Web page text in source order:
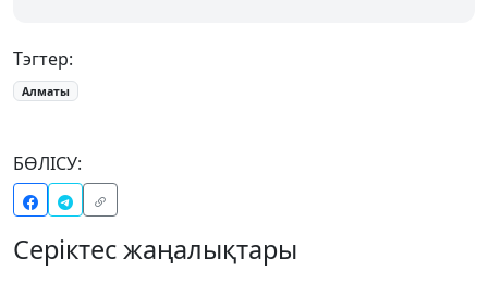
Тэгтер:
Алматы
БӨЛІСУ:
Серіктес жаңалықтары